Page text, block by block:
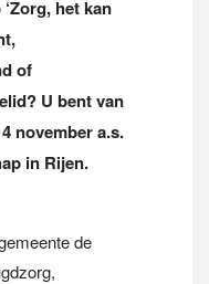
het kan
of
U bent van
november a.s.
in Rijen.
de